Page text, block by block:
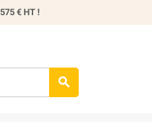
€ HT !
